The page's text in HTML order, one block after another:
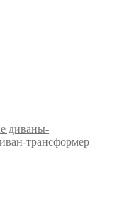
диваны-
трансформер